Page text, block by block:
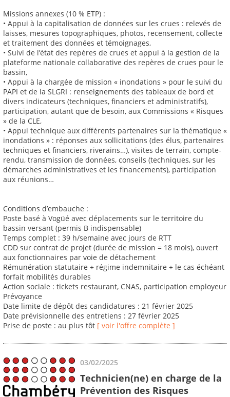
Missions annexes (10 % ETP) :
• Appui à la capitalisation de données sur les crues : relevés de
laisses, mesures topographiques, photos, recensement, collecte
et traitement des données et témoignages,
• Suivi de l’état des repères de crues et appui à la gestion de la
plateforme nationale collaborative des repères de crues pour le
bassin,
• Appui à la chargée de mission « inondations » pour le suivi du
PAPI et de la SLGRI : renseignements des tableaux de bord et
divers indicateurs (techniques, financiers et administratifs),
participation, autant que de besoin, aux Commissions « Risques
» de la CLE,
• Appui technique aux différents partenaires sur la thématique «
inondations » : réponses aux sollicitations (des élus, partenaires
techniques et financiers, riverains…), visites de terrain, compte-
rendu, transmission de données, conseils (techniques, sur les
démarches administratives et les financements), participation
aux réunions…
Conditions d’embauche :
Poste basé à Vogüé avec déplacements sur le territoire du
bassin versant (permis B indispensable)
Temps complet : 39 h/semaine avec jours de RTT
CDD sur contrat de projet (durée de mission = 18 mois), ouvert
aux fonctionnaires par voie de détachement
Rémunération statutaire + régime indemnitaire + le cas échéant
forfait mobilités durables
Action sociale : tickets restaurant, CNAS, participation employeur
Prévoyance
Date limite de dépôt des candidatures : 21 février 2025
Date prévisionnelle des entretiens : 27 février 2025
Prise de poste : au plus tôt [ voir l'offre complète ]
03/02/2025
Technicien(ne) en charge de la
Prévention des Risques